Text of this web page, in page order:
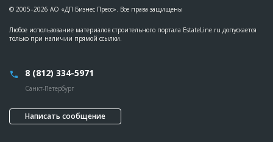
© 2005–2026 АО «ДП Бизнес Пресс». Все права защищены
Любое использование материалов строительного портала EstateLine.ru допускается
только при наличии прямой ссылки.
8 (812) 334-5971
Санкт-Петербург
Написать сообщение